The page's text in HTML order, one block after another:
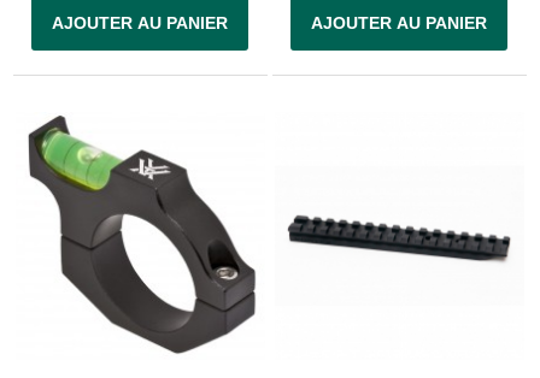
AJOUTER AU PANIER AJOUTER AU PANIER